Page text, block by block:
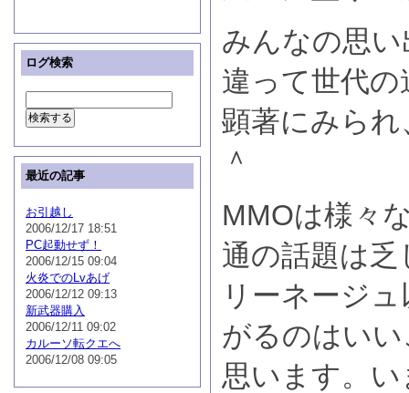
みんなの思
違って世代の
顕著にみら
＾
MMOは様々
通の話題は
リーネージ
がるのはい
思います。
ログ検索
最近の記事
お引越し
2006/12/17 18:51
PC起動せず！
2006/12/15 09:04
火炎でのLvあげ
2006/12/12 09:13
新武器購入
2006/12/11 09:02
カルーソ転クエへ
2006/12/08 09:05